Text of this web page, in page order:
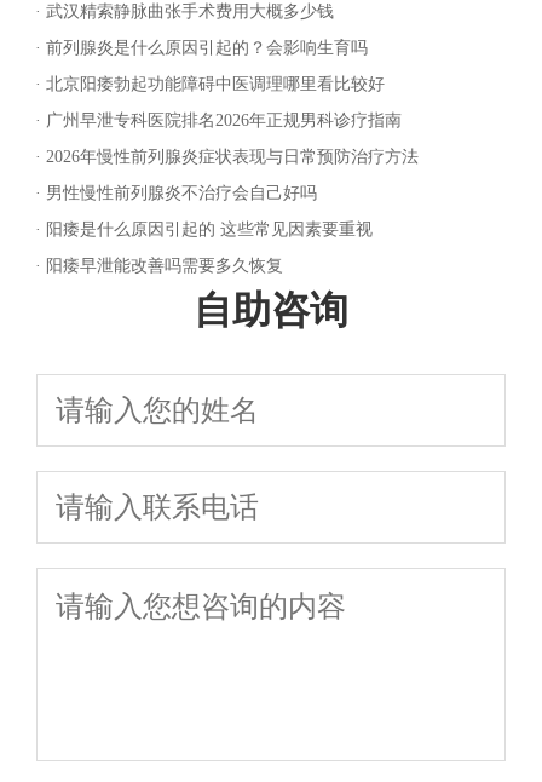
· 武汉精索静脉曲张手术费用大概多少钱
· 前列腺炎是什么原因引起的？会影响生育吗
· 北京阳痿勃起功能障碍中医调理哪里看比较好
· 广州早泄专科医院排名2026年正规男科诊疗指南
· 2026年慢性前列腺炎症状表现与日常预防治疗方法
· 男性慢性前列腺炎不治疗会自己好吗
· 阳痿是什么原因引起的 这些常见因素要重视
· 阳痿早泄能改善吗需要多久恢复
自助咨询